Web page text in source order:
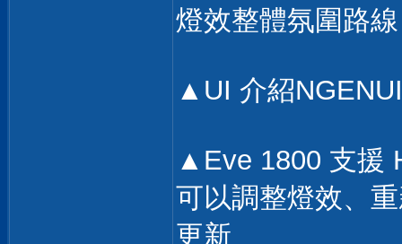
燈效整體氛圍路
▲UI 介紹
▲Eve 1800 支援
可以調整燈效、
更新